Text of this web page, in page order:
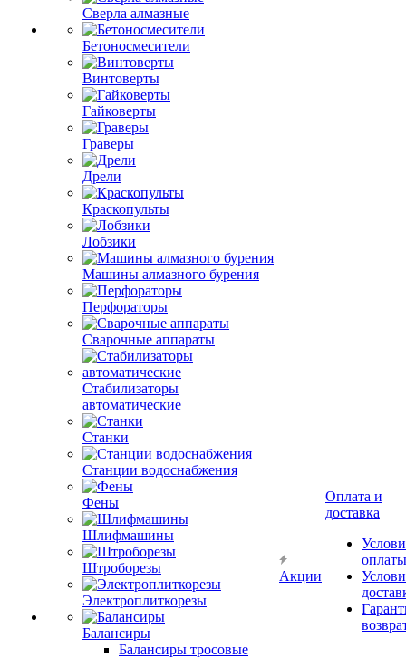
Сверла алмазные
Бетоносмесители
Винтоверты
Гайковерты
Граверы
Дрели
Краскопульты
Лобзики
Машины алмазного бурения
Перфораторы
Сварочные аппараты
Стабилизаторы
автоматические
Станки
Станции водоснабжения
Фены
Шлифмашины
Штроборезы
Электроплиткорезы
Балансиры
Балансиры тросовые
Акции
Оплата и
доставка
оплаты